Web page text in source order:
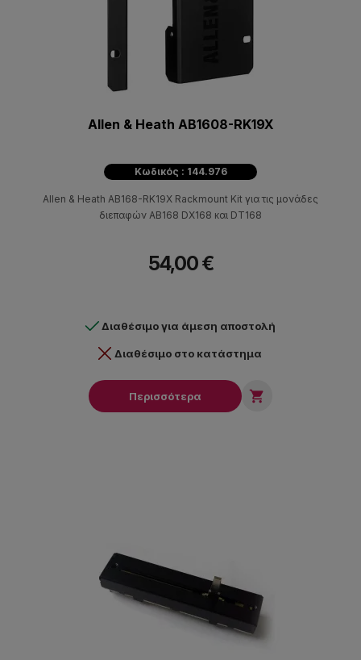
Allen & Heath AB1608-RK19X
Κωδικός : 144.976
Allen & Heath AB168-RK19X Rackmount Kit για τις μονάδες
διεπαφών AB168 DX168 και DT168
54,00 €
Διαθέσιμο για άμεση αποστολή
Διαθέσιμο στο κατάστημα
Περισσότερα 